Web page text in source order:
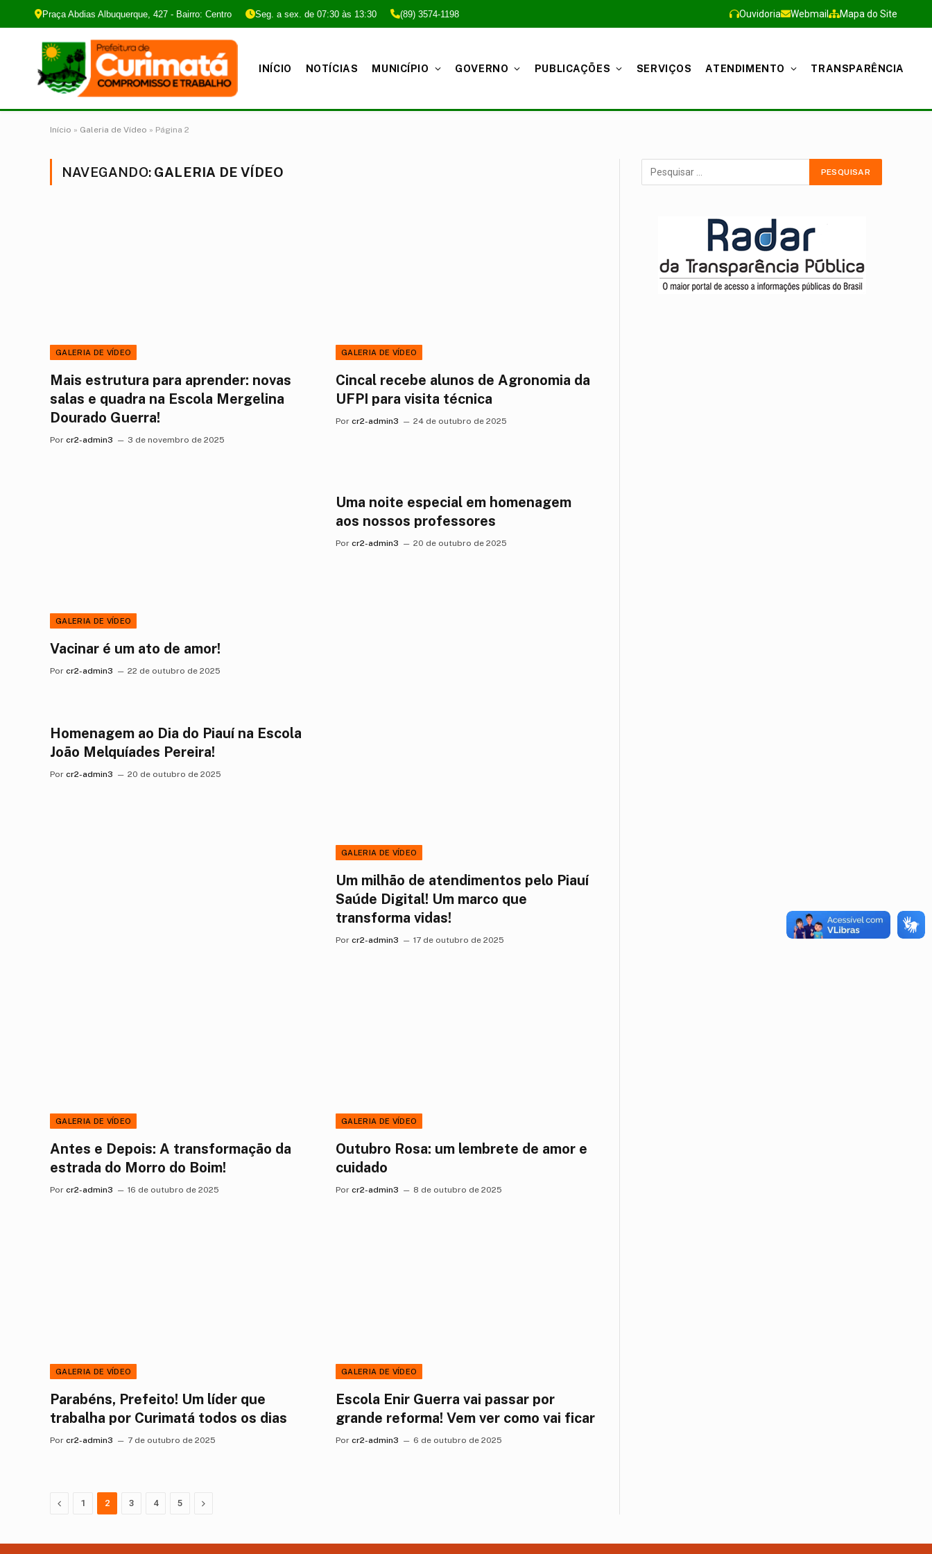
Praça Abdias Albuquerque, 427 - Bairro: Centro Seg. a sex. de 07:30 às 13:30 (89) 3574-1198 Ouvidoria Webmail Mapa do Site
INÍCIO NOTÍCIAS MUNICÍPIO GOVERNO PUBLICAÇÕES SERVIÇOS ATENDIMENTO TRANSPARÊNCIA
Início » Galeria de Vídeo » Página 2
NAVEGANDO: GALERIA DE VÍDEO
GALERIA DE VÍDEO
Mais estrutura para aprender: novas
salas e quadra na Escola Mergelina
Dourado Guerra!
Por cr2-admin3 3 de novembro de 2025
GALERIA DE VÍDEO
Cincal recebe alunos de Agronomia da
UFPI para visita técnica
Por cr2-admin3 24 de outubro de 2025
GALERIA DE VÍDEO
Vacinar é um ato de amor!
Por cr2-admin3 22 de outubro de 2025
Uma noite especial em homenagem
aos nossos professores
Por cr2-admin3 20 de outubro de 2025
Homenagem ao Dia do Piauí na Escola
João Melquíades Pereira!
Por cr2-admin3 20 de outubro de 2025
GALERIA DE VÍDEO
Um milhão de atendimentos pelo Piauí
Saúde Digital! Um marco que
transforma vidas!
Por cr2-admin3 17 de outubro de 2025
GALERIA DE VÍDEO
Antes e Depois: A transformação da
estrada do Morro do Boim!
Por cr2-admin3 16 de outubro de 2025
GALERIA DE VÍDEO
Outubro Rosa: um lembrete de amor e
cuidado
Por cr2-admin3 8 de outubro de 2025
GALERIA DE VÍDEO
Parabéns, Prefeito! Um líder que
trabalha por Curimatá todos os dias
Por cr2-admin3 7 de outubro de 2025
GALERIA DE VÍDEO
Escola Enir Guerra vai passar por
grande reforma! Vem ver como vai ficar
Por cr2-admin3 6 de outubro de 2025
Anterior
1 2 3 4 5 Proximo